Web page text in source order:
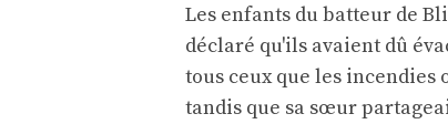
Les enfants du batteur de
déclaré qu'ils avaient dû
tous ceux que les incendies
tandis que sa sœur